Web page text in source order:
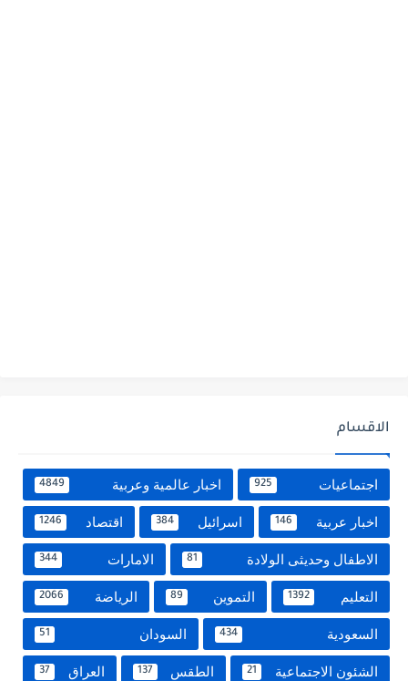
الاقسام
اجتماعيات 925 اخبار عالمية وعربية 4849
اخبار عربية 146 اسرائيل 384 اقتصاد 1246
الاطفال وحديثى الولادة 81 الامارات 344
التعليم 1392 التموين 89 الرياضة 2066
السعودية 434 السودان 51
الشئون الاجتماعية 21 الطقس 137 العراق 37